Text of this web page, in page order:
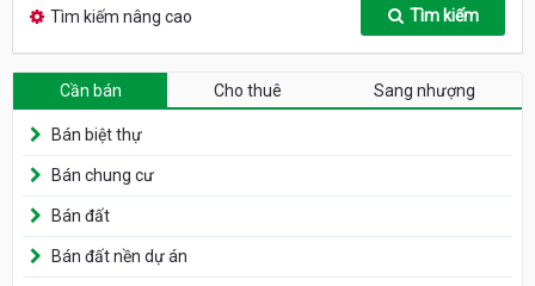
Tìm kiếm nâng cao Tìm kiếm
Cần bán Cho thuê Sang nhượng
Bán biệt thự
Bán chung cư
Bán đất
Bán đất nền dự án